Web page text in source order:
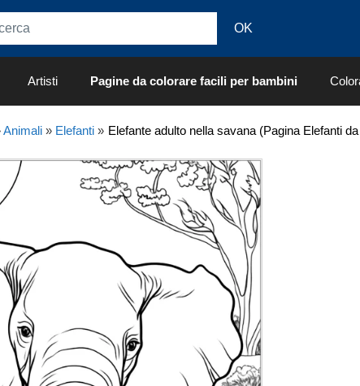
Artisti Pagine da colorare facili per bambini
Animali» Elefanti» Elefante adulto nella savana (Pagina Elefanti